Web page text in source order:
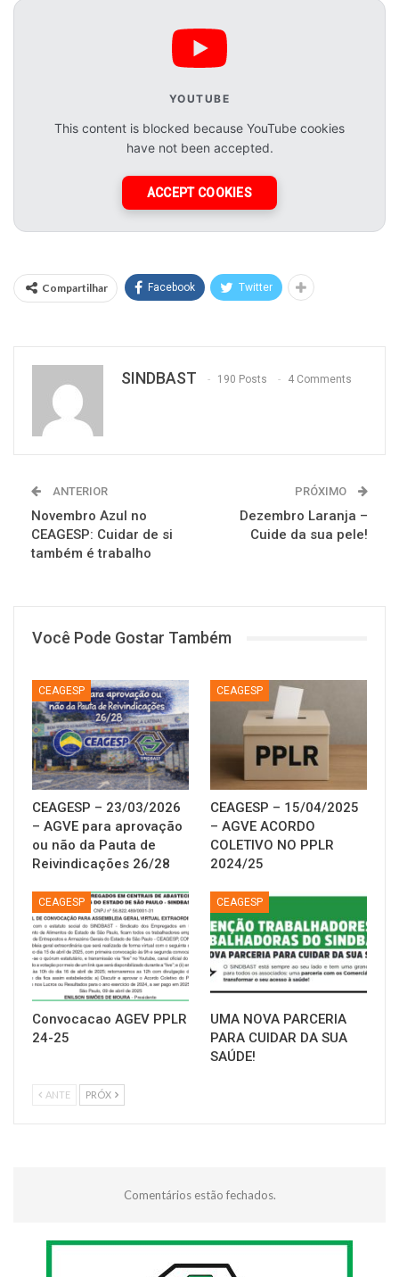
YOUTUBE
This content is blocked because YouTube cookies
have not been accepted.
ACCEPT COOKIES
Compartilhar Facebook Twitter
SINDBAST 190 Posts 4 Comments
ANTERIOR
Novembro Azul no
CEAGESP: Cuidar de si
também é trabalho
PRÓXIMO
Dezembro Laranja –
Cuide da sua pele!
Você Pode Gostar Também
CEAGESP
CEAGESP – 23/03/2026
– AGVE para aprovação
ou não da Pauta de
Reivindicações 26/28
CEAGESP
CEAGESP – 15/04/2025
– AGVE ACORDO
COLETIVO NO PPLR
2024/25
CEAGESP
Convocacao AGEV PPLR
24-25
CEAGESP
UMA NOVA PARCERIA
PARA CUIDAR DA SUA
SAÚDE!
ANTE PRÓX
Comentários estão fechados.